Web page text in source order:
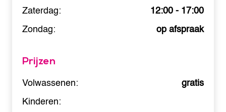
Zaterdag:
12:00 - 17:00
Zondag:
op afspraak
Prijzen
Volwassenen:
gratis
Kinderen: